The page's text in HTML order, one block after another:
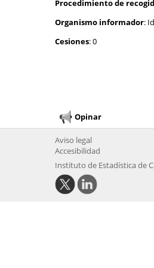
Procedimiento de
Organismo informador:
Cesiones: 0
Opinar
Aviso legal
Accesibilidad
Instituto de Estadística de